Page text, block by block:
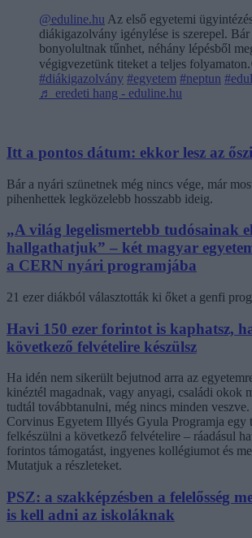
@eduline.hu Az első egyetemi
diákigazolvány igénylése is szerepel. Bár
bonyolultnak tűnhet, néhány lépésből
végigvezetünk titeket a teljes
#diákigazolvány #egyetem #neptun
♬ eredeti hang - eduline.hu
Itt a pontos dátum: ekkor lesz az
Bár a nyári szünetnek még nincs vége, már
pihenhettek legközelebb hosszabb ideig.
„A világ legelismertebb tudósainak
hallgathatjuk” – két magyar
a CERN nyári programjába
21 ezer diákból választották ki őket a genfi
Havi 150 ezer forintot is kaphatsz,
következő felvételire készülsz
Ha idén nem sikerült bejutnod arra az
kinéztél magadnak, vagy anyagi, családi okok
tudtál továbbtanulni, még nincs minden
Corvinus Egyetem Illyés Gyula Programja egy
felkészülni a következő felvételire – ráadásul
forintos támogatást, ingyenes kollégiumot és
Mutatjuk a részleteket.
PSZ: a szakképzésben a felelősség
is kell adni az iskoláknak